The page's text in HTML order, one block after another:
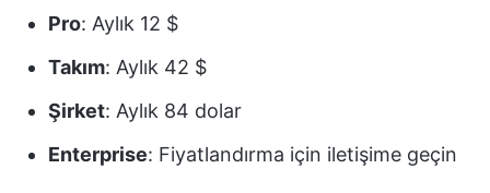
Pro: Aylık 12 $
Takım: Aylık 42 $
Şirket: Aylık 84 dolar
Enterprise: Fiyatlandırma için iletişime geçin